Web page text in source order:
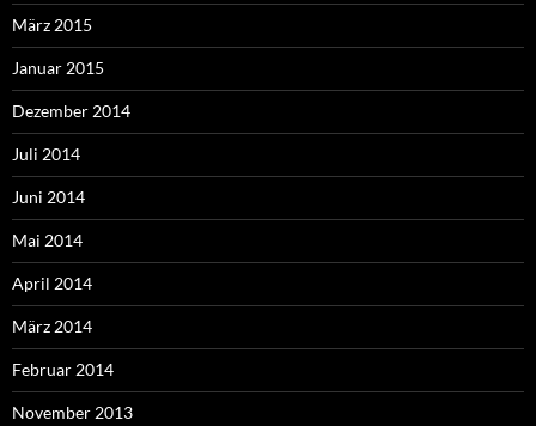
März 2015
Januar 2015
Dezember 2014
Juli 2014
Juni 2014
Mai 2014
April 2014
März 2014
Februar 2014
November 2013